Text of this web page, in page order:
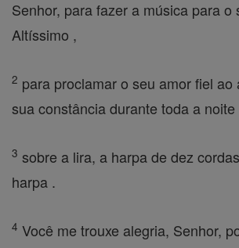
Senhor, para fazer a música para o
Altíssimo ,
2 para proclamar o seu amor fiel ao
sua constância durante toda a noite
3 sobre a lira, a harpa de dez
harpa .
4 Você me trouxe alegria, Senhor,